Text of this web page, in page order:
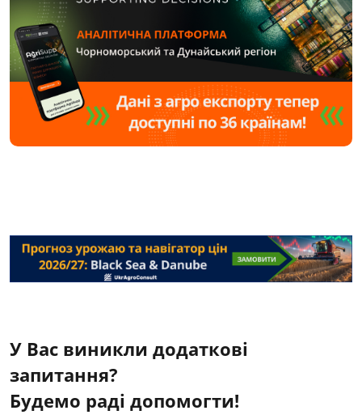
У Вас виникли додаткові
запитання?
Будемо раді допомогти!